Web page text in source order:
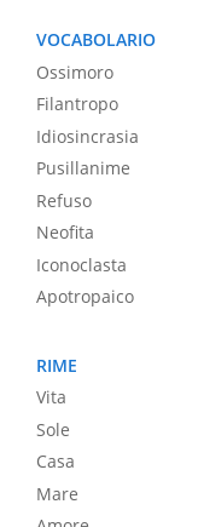
VOCABOLARIO
Ossimoro
Filantropo
Idiosincrasia
Pusillanime
Refuso
Neofita
Iconoclasta
Apotropaico
RIME
Vita
Sole
Casa
Mare